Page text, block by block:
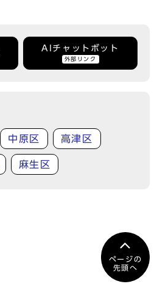
AIチャットボット
外部リンク
中原区 高津区
麻生区
ページの
先頭へ